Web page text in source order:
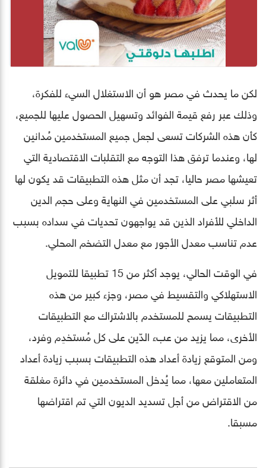
لكن ما يحدث في مصر هو أن الاستغلال السيء للفكرة،
وذلك عبر رفع قيمة الفوائد وتسهيل الحصول عليها للجميع،
كأن هذه الشركات تسعى لجعل جميع المستخدمين مُدانين
لها، وعندما ترفق هذا التوجه مع التقلبات الاقتصادية التي
تعيشها مصر حاليا، تجد أن مثل هذه التطبيقات قد يكون لها
أثر سلبي على المستخدمين في النهاية وعلى حجم الدين
الداخلي للأفراد الذين قد يواجهون تحديات في سداده بسبب
عدم تناسب معدل الأجور مع معدل التضخم المحلي.
في الوقت الحالي، يوجد أكثر من 15 تطبيقا للتمويل
الاستهلاكي والتقسيط في مصر، وجزء كبير من هذه
التطبيقات يسمح للمستخدم بالاشتراك مع التطبيقات
الأخرى، مما يزيد من عبء الدّين على كل مُستخدِم وفرد،
ومن المتوقع زيادة أعداد هذه التطبيقات بسبب زيادة أعداد
المتعاملين معها، مما يُدخل المستخدمين في دائرة مغلقة
من الاقتراض من أجل تسديد الديون التي تم اقتراضها
مسبقا.